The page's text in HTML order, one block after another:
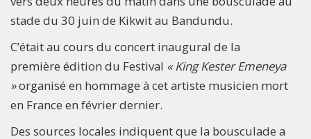
stade du 30 juin de Kikwit au Bandundu.
C’était au cours du concert inaugural de la
première édition du Festival « King Kester Emeneya
»organisé en hommage à cet artiste musicien mort
en France en février dernier.
Des sources locales indiquent que la bousculade a